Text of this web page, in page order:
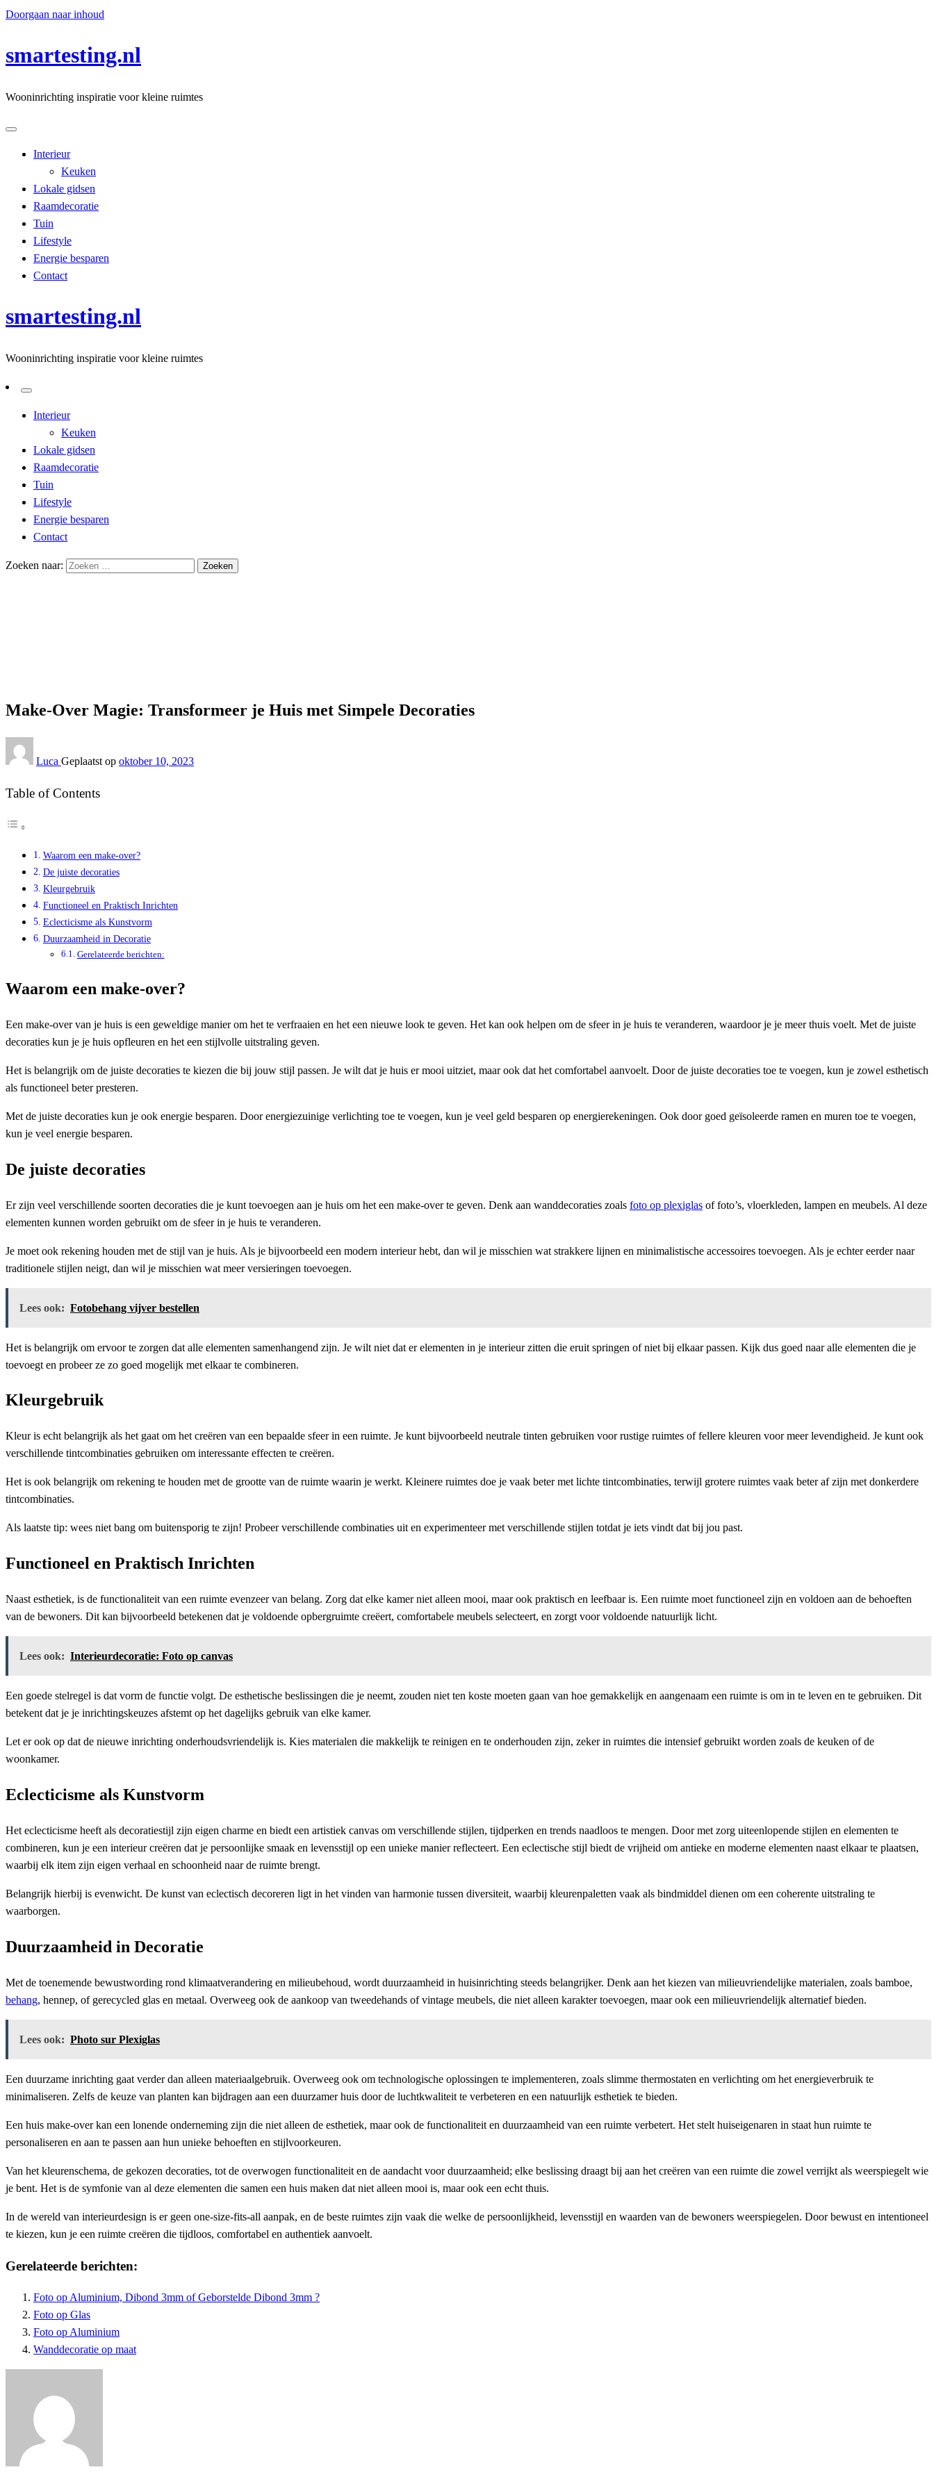
Doorgaan naar inhoud
smartesting.nl
Wooninrichting inspiratie voor kleine ruimtes
Interieur
Keuken
Lokale gidsen
Raamdecoratie
Tuin
Lifestyle
Energie besparen
Contact
smartesting.nl
Wooninrichting inspiratie voor kleine ruimtes
Interieur
Keuken
Lokale gidsen
Raamdecoratie
Tuin
Lifestyle
Energie besparen
Contact
Zoeken naar:
Make-Over Magie: Transformeer je Huis met Simpele Decoraties
Luca Geplaatst op oktober 10, 2023
Table of Contents
Waarom een make-over?
De juiste decoraties
Kleurgebruik
Functioneel en Praktisch Inrichten
Eclecticisme als Kunstvorm
Duurzaamheid in Decoratie
Gerelateerde berichten:
Waarom een make-over?
Een make-over van je huis is een geweldige manier om het te verfraaien en het een nieuwe look te geven. Het kan ook helpen om de sfeer in je huis te veranderen, waardoor je je meer thuis voelt. Met de juiste
decoraties kun je je huis opfleuren en het een stijlvolle uitstraling geven.
Het is belangrijk om de juiste decoraties te kiezen die bij jouw stijl passen. Je wilt dat je huis er mooi uitziet, maar ook dat het comfortabel aanvoelt. Door de juiste decoraties toe te voegen, kun je zowel esthetisch
als functioneel beter presteren.
Met de juiste decoraties kun je ook energie besparen. Door energiezuinige verlichting toe te voegen, kun je veel geld besparen op energierekeningen. Ook door goed geïsoleerde ramen en muren toe te voegen,
kun je veel energie besparen.
De juiste decoraties
Er zijn veel verschillende soorten decoraties die je kunt toevoegen aan je huis om het een make-over te geven. Denk aan wanddecoraties zoals foto op plexiglas of foto’s, vloerkleden, lampen en meubels. Al deze
elementen kunnen worden gebruikt om de sfeer in je huis te veranderen.
Je moet ook rekening houden met de stijl van je huis. Als je bijvoorbeeld een modern interieur hebt, dan wil je misschien wat strakkere lijnen en minimalistische accessoires toevoegen. Als je echter eerder naar
traditionele stijlen neigt, dan wil je misschien wat meer versieringen toevoegen.
Lees ook: Fotobehang vijver bestellen
Het is belangrijk om ervoor te zorgen dat alle elementen samenhangend zijn. Je wilt niet dat er elementen in je interieur zitten die eruit springen of niet bij elkaar passen. Kijk dus goed naar alle elementen die je
toevoegt en probeer ze zo goed mogelijk met elkaar te combineren.
Kleurgebruik
Kleur is echt belangrijk als het gaat om het creëren van een bepaalde sfeer in een ruimte. Je kunt bijvoorbeeld neutrale tinten gebruiken voor rustige ruimtes of fellere kleuren voor meer levendigheid. Je kunt ook
verschillende tintcombinaties gebruiken om interessante effecten te creëren.
Het is ook belangrijk om rekening te houden met de grootte van de ruimte waarin je werkt. Kleinere ruimtes doe je vaak beter met lichte tintcombinaties, terwijl grotere ruimtes vaak beter af zijn met donkerdere
tintcombinaties.
Als laatste tip: wees niet bang om buitensporig te zijn! Probeer verschillende combinaties uit en experimenteer met verschillende stijlen totdat je iets vindt dat bij jou past.
Functioneel en Praktisch Inrichten
Naast esthetiek, is de functionaliteit van een ruimte evenzeer van belang. Zorg dat elke kamer niet alleen mooi, maar ook praktisch en leefbaar is. Een ruimte moet functioneel zijn en voldoen aan de behoeften
van de bewoners. Dit kan bijvoorbeeld betekenen dat je voldoende opbergruimte creëert, comfortabele meubels selecteert, en zorgt voor voldoende natuurlijk licht.
Lees ook: Interieurdecoratie: Foto op canvas
Een goede stelregel is dat vorm de functie volgt. De esthetische beslissingen die je neemt, zouden niet ten koste moeten gaan van hoe gemakkelijk en aangenaam een ruimte is om in te leven en te gebruiken. Dit
betekent dat je je inrichtingskeuzes afstemt op het dagelijks gebruik van elke kamer.
Let er ook op dat de nieuwe inrichting onderhoudsvriendelijk is. Kies materialen die makkelijk te reinigen en te onderhouden zijn, zeker in ruimtes die intensief gebruikt worden zoals de keuken of de
woonkamer.
Eclecticisme als Kunstvorm
Het eclecticisme heeft als decoratiestijl zijn eigen charme en biedt een artistiek canvas om verschillende stijlen, tijdperken en trends naadloos te mengen. Door met zorg uiteenlopende stijlen en elementen te
combineren, kun je een interieur creëren dat je persoonlijke smaak en levensstijl op een unieke manier reflecteert. Een eclectische stijl biedt de vrijheid om antieke en moderne elementen naast elkaar te plaatsen,
waarbij elk item zijn eigen verhaal en schoonheid naar de ruimte brengt.
Belangrijk hierbij is evenwicht. De kunst van eclectisch decoreren ligt in het vinden van harmonie tussen diversiteit, waarbij kleurenpaletten vaak als bindmiddel dienen om een coherente uitstraling te
waarborgen.
Duurzaamheid in Decoratie
Met de toenemende bewustwording rond klimaatverandering en milieubehoud, wordt duurzaamheid in huisinrichting steeds belangrijker. Denk aan het kiezen van milieuvriendelijke materialen, zoals bamboe,
behang, hennep, of gerecycled glas en metaal. Overweeg ook de aankoop van tweedehands of vintage meubels, die niet alleen karakter toevoegen, maar ook een milieuvriendelijk alternatief bieden.
Lees ook: Photo sur Plexiglas
Een duurzame inrichting gaat verder dan alleen materiaalgebruik. Overweeg ook om technologische oplossingen te implementeren, zoals slimme thermostaten en verlichting om het energieverbruik te
minimaliseren. Zelfs de keuze van planten kan bijdragen aan een duurzamer huis door de luchtkwaliteit te verbeteren en een natuurlijk esthetiek te bieden.
Een huis make-over kan een lonende onderneming zijn die niet alleen de esthetiek, maar ook de functionaliteit en duurzaamheid van een ruimte verbetert. Het stelt huiseigenaren in staat hun ruimte te
personaliseren en aan te passen aan hun unieke behoeften en stijlvoorkeuren.
Van het kleurenschema, de gekozen decoraties, tot de overwogen functionaliteit en de aandacht voor duurzaamheid; elke beslissing draagt bij aan het creëren van een ruimte die zowel verrijkt als weerspiegelt wie
je bent. Het is de symfonie van al deze elementen die samen een huis maken dat niet alleen mooi is, maar ook een echt thuis.
In de wereld van interieurdesign is er geen one-size-fits-all aanpak, en de beste ruimtes zijn vaak die welke de persoonlijkheid, levensstijl en waarden van de bewoners weerspiegelen. Door bewust en intentioneel
te kiezen, kun je een ruimte creëren die tijdloos, comfortabel en authentiek aanvoelt.
Gerelateerde berichten:
Foto op Aluminium, Dibond 3mm of Geborstelde Dibond 3mm ?
Foto op Glas
Foto op Aluminium
Wanddecoratie op maat